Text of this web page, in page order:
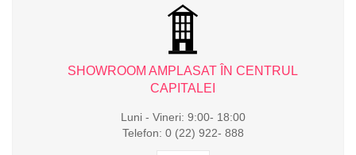
SHOWROOM AMPLASAT ÎN CENTRUL
CAPITALEI
Luni - Vineri: 9:00- 18:00
Telefon: 0 (22) 922- 888